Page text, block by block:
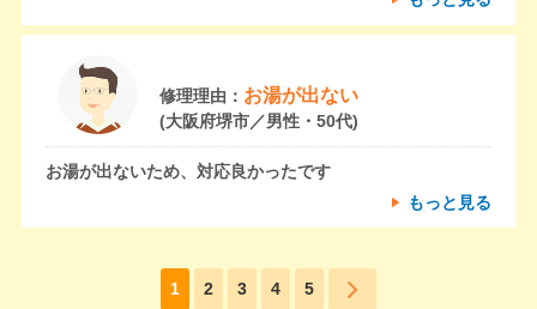
修理理由： お湯が出ない
(大阪府堺市／男性・50代)
お湯が出ないため、対応良かったです
もっと見る
1 2 3 4 5